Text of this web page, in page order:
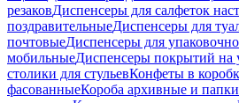
резаковДиспенсеры для салфеток
поздравительныеДиспенсеры для
почтовыеДиспенсеры для
мобильныеДиспенсеры покрытий на
столики для стульевКонфеты в
фасованныеКороба архивные и папки